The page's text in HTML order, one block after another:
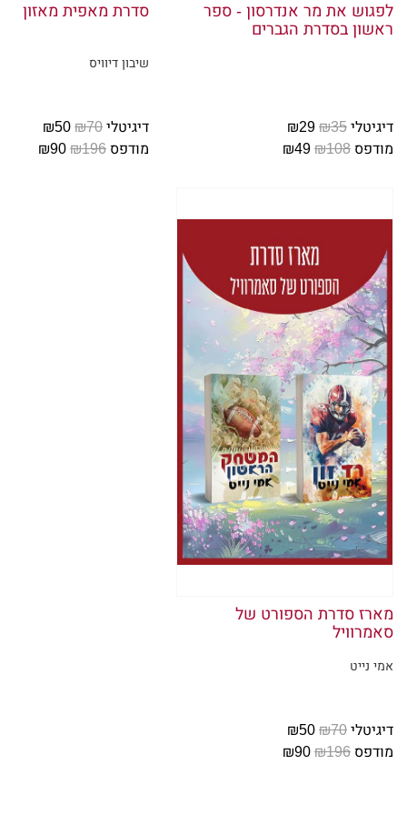
בחתונה
אני לא
לפגוש את מר אנדרסון - ספר
ראשון בסדרת הגברים
דיגיטלי₪35
מודפס ₪108
סדרת מאפית מאזון
שיבון דיוויס
דיגיטלי₪70
₪50
מודפס ₪196
₪90
מארז סדרת הספורט של
סאמרוויל
אמי נייט
דיגיטלי₪70
מודפס ₪196